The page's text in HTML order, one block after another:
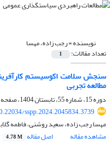
نویسنده =رجب زاده، مهسا
تعداد مقالات: 1
سنجش سلامت اکوسیستم
مطالعه تجربی
دوره 15، شماره 55، تابستان 1404، صفحه
sspp.2024.2045834.3739
مهسا رجب زاده، سعید روشنی، فاطمه
مشاهده مقاله
اصل مقاله 4.78 M